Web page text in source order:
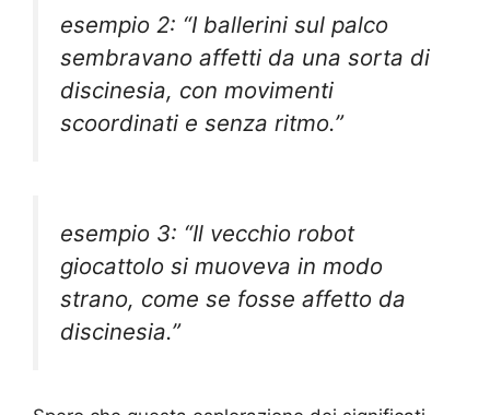
esempio 2: “I ballerini sul palco
sembravano affetti da una sorta di
discinesia, con movimenti
scoordinati e senza ritmo.”
esempio 3: “Il vecchio robot
giocattolo si muoveva in modo
strano, come se fosse affetto da
discinesia.”